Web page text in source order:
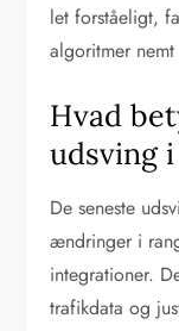
let forståeligt,
algoritmer
Hvad
udsving
De seneste
ændringer i
integrationer.
trafikdata og